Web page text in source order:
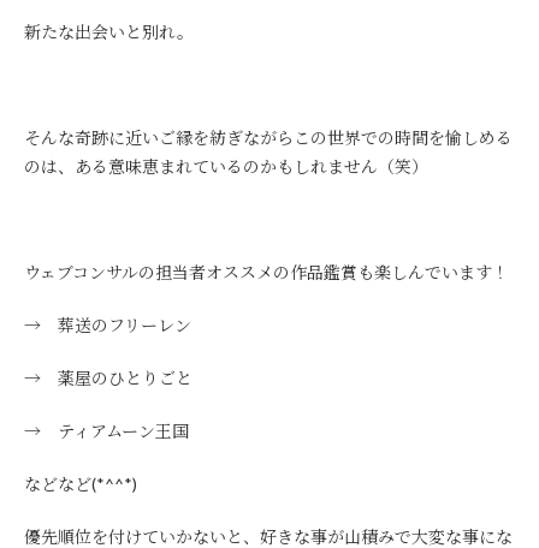
新たな出会いと別れ。
そんな奇跡に近いご縁を紡ぎながらこの世界での時間を愉しめる
のは、ある意味恵まれているのかもしれません（笑）
ウェブコンサルの担当者オススメの作品鑑賞も楽しんでいます！
→ 葬送のフリーレン
→ 薬屋のひとりごと
→ ティアムーン王国
などなど(*^^*)
優先順位を付けていかないと、好きな事が山積みで大変な事にな